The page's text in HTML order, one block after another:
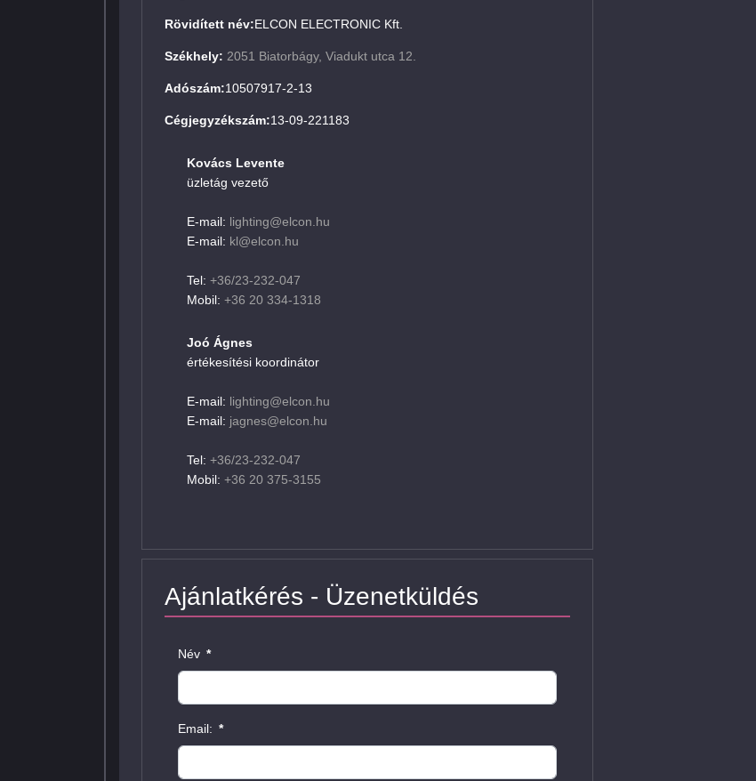
Rövidített név:ELCON ELECTRONIC Kft.
Székhely: 2051 Biatorbágy, Viadukt utca 12.
Adószám:10507917-2-13
Cégjegyzékszám:13-09-221183
Kovács Levente
üzletág vezető
E-mail: lighting@elcon.hu
E-mail: kl@elcon.hu
Tel: +36/23-232-047
Mobil: +36 20 334-1318
Joó Ágnes
értékesítési koordinátor
E-mail: lighting@elcon.hu
E-mail: jagnes@elcon.hu
Tel: +36/23-232-047
Mobil: +36 20 375-3155
Ajánlatkérés - Üzenetküldés
Név *
Email: *